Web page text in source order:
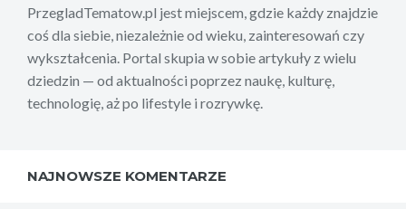
PrzegladTematow.pl jest miejscem, gdzie każdy znajdzie
coś dla siebie, niezależnie od wieku, zainteresowań czy
wykształcenia. Portal skupia w sobie artykuły z wielu
dziedzin — od aktualności poprzez naukę, kulturę,
technologię, aż po lifestyle i rozrywkę.
NAJNOWSZE KOMENTARZE